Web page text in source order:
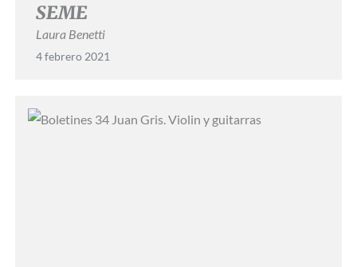
SEME
Laura Benetti
4 febrero 2021